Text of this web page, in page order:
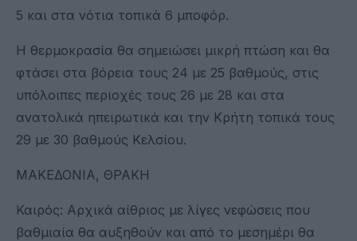
5 και στα νότια τοπικά 6 μποφόρ.
Η θερμοκρασία θα σημειώσει μικρή πτώση και θα
φτάσει στα βόρεια τους 24 με 25 βαθμούς, στις
υπόλοιπες περιοχές τους 26 με 28 και στα
ανατολικά ηπειρωτικά και την Κρήτη τοπικά τους
29 με 30 βαθμούς Κελσίου.
ΜΑΚΕΔΟΝΙΑ, ΘΡΑΚΗ
Καιρός: Αρχικά αίθριος με λίγες νεφώσεις που
βαθμιαία θα αυξηθούν και από το μεσημέρι θα